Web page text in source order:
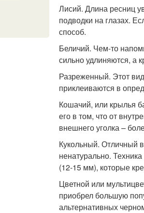
Лисий. Длина ресниц
подводки на глазах.
способ.
Беличий. Чем-то
сильно удлиняются, а
Разреженный. Этот
приклеиваются в
Кошачий, или крылья
его в том, что от
внешнего уголка –
Кукольный. Отличный
ненатурально.
(12-15 мм), которые
Цветной или
приобрел большую
альтернативных